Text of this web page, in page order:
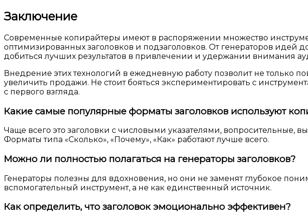
Заключение
Современные копирайтеры имеют в распоряжении множество
оптимизированных заголовков и подзаголовков. От генераторов
добиться лучших результатов в привлечении и удержании внимания
Внедрение этих технологий в ежедневную работу позволит не только
увеличить продажи. Не стоит бояться экспериментировать с
с первого взгляда.
Какие самые популярные форматы заголовков используют
Чаще всего это заголовки с числовыми указателями, вопросительные,
Форматы типа «Сколько», «Почему», «Как» работают лучше всего.
Можно ли полностью полагаться на генераторы заголовков?
Генераторы полезны для вдохновения, но они не заменят глубокое
вспомогательный инструмент, а не как единственный источник.
Как определить, что заголовок эмоционально эффективен?